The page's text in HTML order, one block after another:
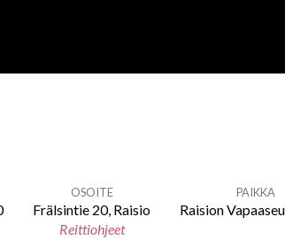
OSOITE
Frälsintie 20, Raisio
Reittiohjeet
PAIKKA
Raision